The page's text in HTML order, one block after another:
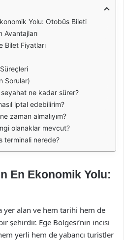
Yolu: Otobüs Bileti
Avantajları
Bilet Fiyatları
Sorular)
ne kadar sürer?
iptal edebilirim?
zaman almalıyım?
olanaklar mevcut?
terminali nerede?
En Ekonomik Yolu:
yer alan ve hem tarihi hem de
şehirdir. Ege Bölgesi’nin incisi
yerli hem de yabancı turistler